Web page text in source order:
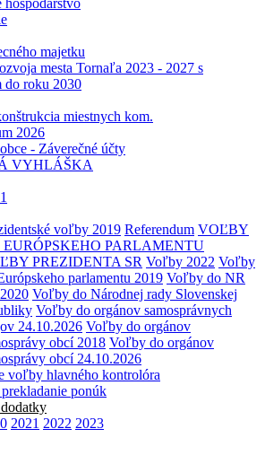
hospodárstvo
majetku
mesta Tornaľa 2023 - 2027 s
roku 2030
miestnych kom.
2026
- Záverečné účty
VYHLÁŠKA
voľby 2019 Referendum VOĽBY
EURÓPSKEHO PARLAMENTU
PREZIDENTA SR Voľby 2022 Voľby
parlamentu 2019 Voľby do NR
Voľby do Národnej rady Slovenskej
Voľby do orgánov samosprávnych
24.10.2026 Voľby do orgánov
obcí 2018 Voľby do orgánov
obcí 24.10.2026
voľby hlavného kontrolóra
ponúk
2021 2022 2023